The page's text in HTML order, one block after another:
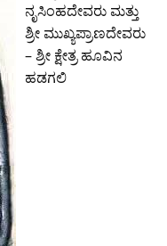
ನೃಸಿಂಹದೇವರು ಮತ್ತು
ಶ್ರೀ ಮುಖ್ಯಪ್ರಾಣದೇವರು
– ಶ್ರೀ ಕ್ಷೇತ್ರ ಹೂವಿನ
ಹಡಗಲಿ